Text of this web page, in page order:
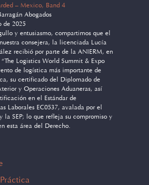
– Mexico, Band 4
Abogados
de 2025
y entusiasmo, compartimos que el
consejera, la licenciada Lucía
recibió por parte de la ANIERM, en
Logistics World Summit & Expo
de logística más importante de
su certificado del Diplomado de
y Operaciones Aduaneras, así
en el Estándar de
Laborales EC0537, avalada por el
la SEP; lo que refleja su compromiso y
esta área del Derecho.